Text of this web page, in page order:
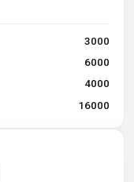
3000
6000
4000
16000